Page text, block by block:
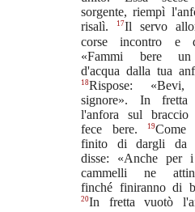
sorgente, riempì
risalì.
17Il servo
corse incontro e
«Fammi bere
d'acqua dalla tua
18Rispose:
signore». In fretta
l'anfora sul
fece bere.
19Come
finito di dargli da
disse: «Anche per
cammelli ne
finché finiranno di
20In fretta vuotò